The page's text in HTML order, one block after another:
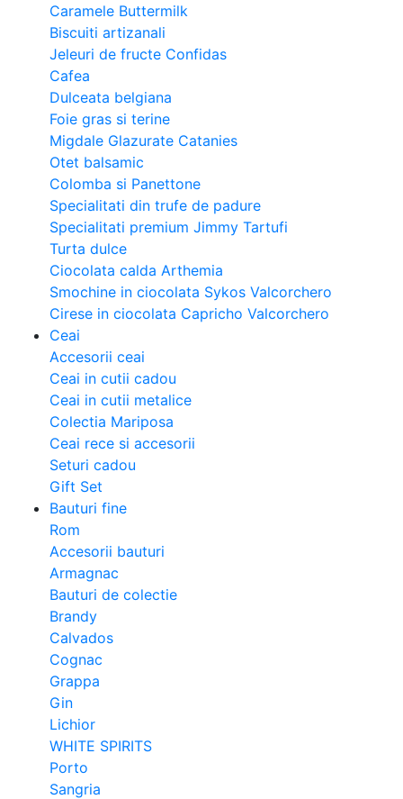
Caramele Buttermilk
Biscuiti artizanali
Jeleuri de fructe Confidas
Cafea
Dulceata belgiana
Foie gras si terine
Migdale Glazurate Catanies
Otet balsamic
Colomba si Panettone
Specialitati din trufe de padure
Specialitati premium Jimmy Tartufi
Turta dulce
Ciocolata calda Arthemia
Smochine in ciocolata Sykos Valcorchero
Cirese in ciocolata Capricho Valcorchero
Ceai
Accesorii ceai
Ceai in cutii cadou
Ceai in cutii metalice
Colectia Mariposa
Ceai rece si accesorii
Seturi cadou
Gift Set
Bauturi fine
Rom
Accesorii bauturi
Armagnac
Bauturi de colectie
Brandy
Calvados
Cognac
Grappa
Gin
Lichior
WHITE SPIRITS
Porto
Sangria